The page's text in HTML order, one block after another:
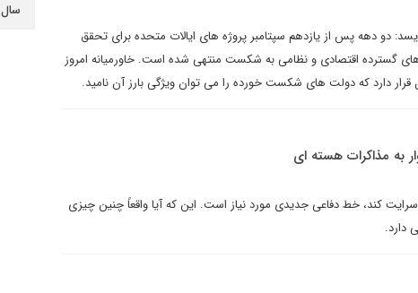
دو دهه پس از یازدهم سپتامبر پروژه های ایالات متحده برای تحقق
گسترده اقتصادی و نظامی به شکست منتهی شده است. خاورمیانه امروز
دارد که دولت های شکست خورده را می توان ویژگی بارز آن نامید.
به مذاکرات هسته ای
سرایت کند، خط دفاعی جدیدی مورد نیاز است. این که آیا واقعاً چنین چیزی
دارد.
سال ۱۳۹۱ (۹۸۴)